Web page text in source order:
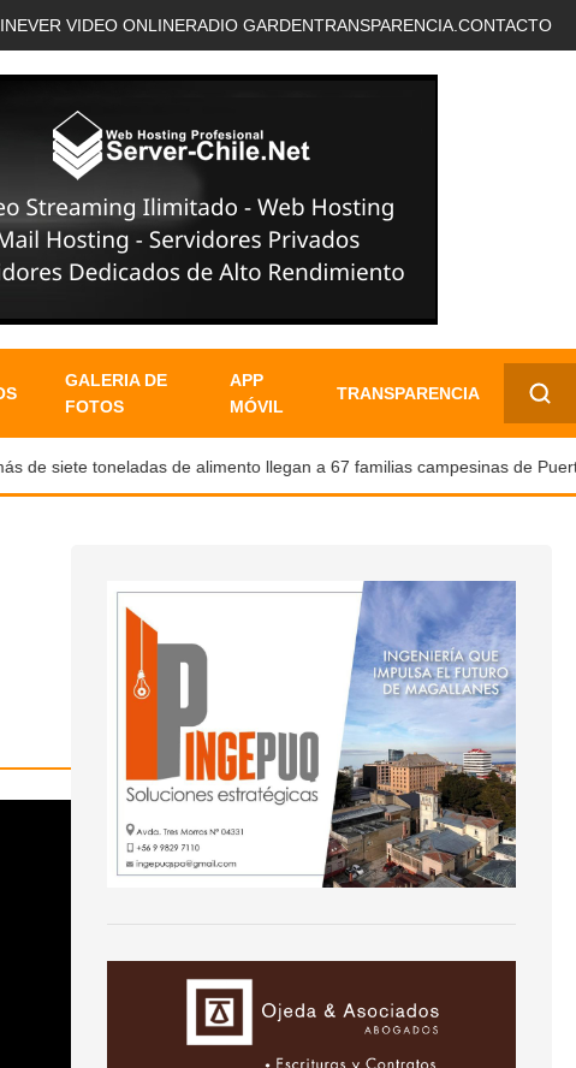
VER VIDEO ONLINERADIO GARDENTRANSPARENCIA. CONTACTO
GALERIA DE
FOTOS
APP
MÓVIL
TRANSPARENCIA
✕
siete toneladas de alimento llegan a 67 familias campesinas de Puerto